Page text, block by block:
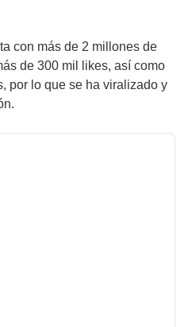
con más de 2 millones de
de 300 mil likes, así como
por lo que se ha viralizado y